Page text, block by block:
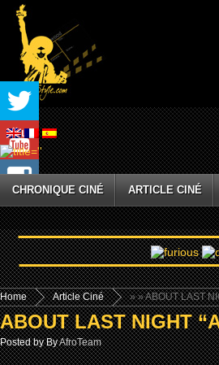
CHRONIQUE CINÉ ARTICLE CINÉ
Home »
Article Ciné » ABOUT LAST
ABOUT LAST NIGHT
Posted by ByAfroTeam